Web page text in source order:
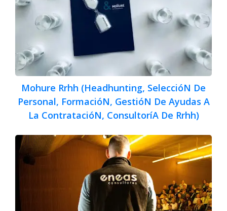
Mohure Rrhh (Headhunting, SeleccióN De
Personal, FormacióN, GestióN De Ayudas A
La ContratacióN, ConsultoríA De Rrhh)